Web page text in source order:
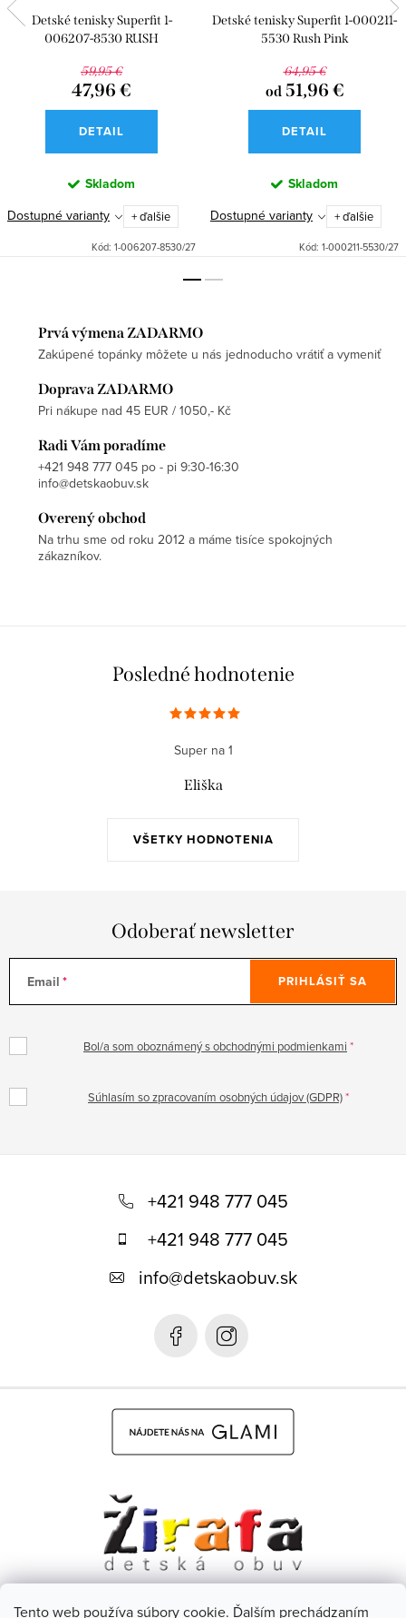
Tento web používa súbory cookie. Ďalším prechádzaním
Detské tenisky Superfit 1-
006207-8530 RUSH
59,95 €
47,96 €
DETAIL
Skladom
Dostupné varianty
+ ďalšie
Kód: 1-006207-8530/27
Detské tenisky Superfit 1-000211-
5530 Rush Pink
64,95 €
od51,96 €
DETAIL
Skladom
Dostupné varianty
+ ďalšie
Kód: 1-000211-5530/27
Prvá výmena ZADARMO
Zakúpené topánky môžete u nás jednoducho vrátiť a vymeniť
Doprava ZADARMO
Pri nákupe nad 45 EUR / 1050,- Kč
Radi Vám poradíme
+421 948 777 045 po - pi 9:30-16:30
info@detskaobuv.sk
Overený obchod
Na trhu sme od roku 2012 a máme tisíce spokojných
zákazníkov.
Posledné hodnotenie
VŠETKY HODNOTENIA
Super na 1
Eliška
Odoberať newsletter
Email
Bol/a som oboznámený s obchodnými podmienkami
Súhlasím so zpracovaním osobných údajov (GDPR)
PRIHLÁSIŤ SA
+421 948 777 045
+421 948 777 045
info@detskaobuv.sk